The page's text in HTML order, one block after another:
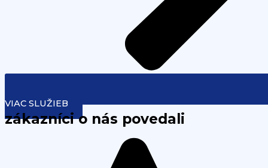
VIAC SLUŽIEB
zákazníci o nás povedali